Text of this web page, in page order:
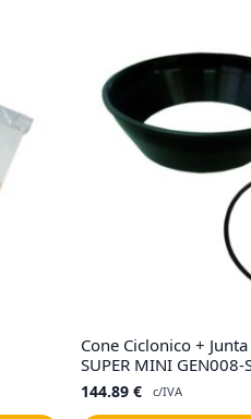
Cone Ciclonico +
SUPER MINI GEN008-
144.89 € c/IVA